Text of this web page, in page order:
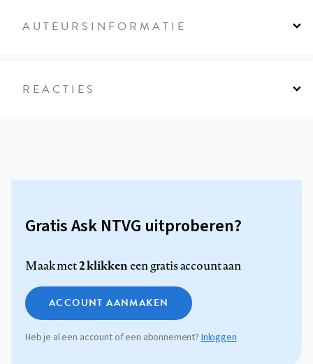
AUTEURSINFORMATIE
REACTIES
Gratis Ask NTVG uitproberen?
Maak met2 klikkeneen gratis account aan
ACCOUNT AANMAKEN
Heb je al een account of een abonnement? Inloggen